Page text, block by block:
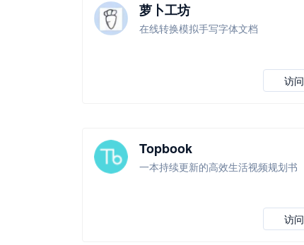
萝卜工坊
在线转换模拟手写字体文档
访问
Topbook
一本持续更新的高效生活视频规划书
访问